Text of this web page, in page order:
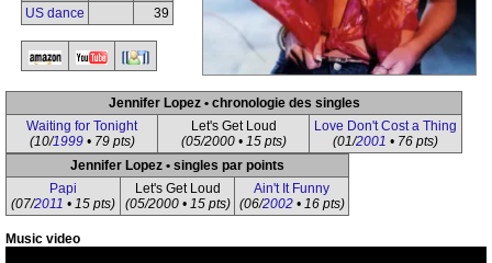
US dance
39
Jennifer Lopez • chronologie des singles
Waiting for Tonight
(10/1999• 79 pts)
Let's Get Loud
(05/2000 • 15 pts)
Love Don't Cost a Thing
(01/2001 • 76 pts)
Jennifer Lopez • singles par points
Papi
(07/2011 • 15 pts)
Let's Get Loud
(05/2000 • 15 pts)
Ain't It Funny
(06/2002• 16 pts)
Music video